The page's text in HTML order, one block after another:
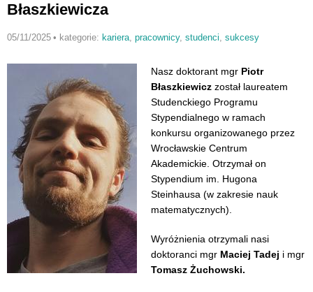
Błaszkiewicza
05/11/2025 • kategorie: kariera, pracownicy, studenci, sukcesy
Nasz doktorant mgr Piotr
Błaszkiewicz został laureatem
Studenckiego Programu
Stypendialnego w ramach
konkursu organizowanego przez
Wrocławskie Centrum
Akademickie. Otrzymał on
Stypendium im. Hugona
Steinhausa (w zakresie nauk
matematycznych).
Wyróżnienia otrzymali nasi
doktoranci mgr Maciej Tadej i mgr
Tomasz Żuchowski.